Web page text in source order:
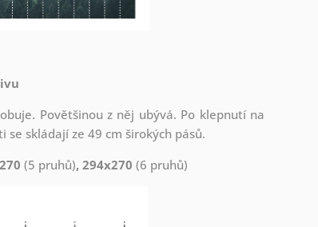
Povětšinou z něj ubývá. Po klepnutí na
skládají ze 49 cm širokých pásů.
(5 pruhů), 294x270 (6 pruhů)